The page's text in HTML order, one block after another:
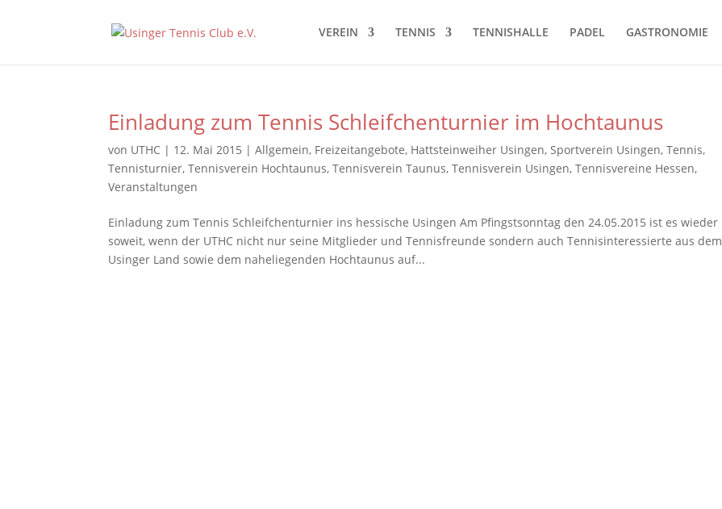
VEREIN TENNIS TENNISHALLE PADEL GASTRONOMIE
Einladung zum Tennis Schleifchenturnier im Hochtaunus
von UTHC | 12. Mai 2015 |Allgemein, Freizeitangebote, Hattsteinweiher Usingen,Sportverein Usingen,Tennis,
Tennisturnier,Tennisverein Hochtaunus,Tennisverein Taunus,Tennisverein Usingen,Tennisvereine Hessen,
Veranstaltungen
Einladung zum Tennis Schleifchenturnier ins hessische Usingen Am Pfingstsonntag den 24.05.2015 ist es wieder
soweit, wenn der UTHC nicht nur seine Mitglieder und Tennisfreunde sondern auch Tennisinteressierte aus dem
Usinger Land sowie dem naheliegenden Hochtaunus auf...